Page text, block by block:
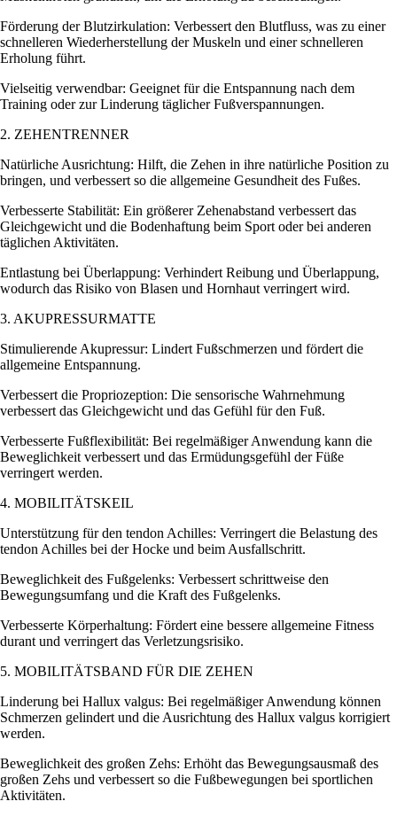
Förderung der Blutzirkulation: Verbessert den Blutfluss, was zu einer
schnelleren Wiederherstellung der Muskeln und einer schnelleren
Erholung führt.
Vielseitig verwendbar: Geeignet für die Entspannung nach dem
Training oder zur Linderung täglicher Fußverspannungen.
2. ZEHENTRENNER
Natürliche Ausrichtung: Hilft, die Zehen in ihre natürliche Position zu
bringen, und verbessert so die allgemeine Gesundheit des Fußes.
Verbesserte Stabilität: Ein größerer Zehenabstand verbessert das
Gleichgewicht und die Bodenhaftung beim Sport oder bei anderen
täglichen Aktivitäten.
Entlastung bei Überlappung: Verhindert Reibung und Überlappung,
wodurch das Risiko von Blasen und Hornhaut verringert wird.
3. AKUPRESSURMATTE
Stimulierende Akupressur: Lindert Fußschmerzen und fördert die
allgemeine Entspannung.
Verbessert die Propriozeption: Die sensorische Wahrnehmung
verbessert das Gleichgewicht und das Gefühl für den Fuß.
Verbesserte Fußflexibilität: Bei regelmäßiger Anwendung kann die
Beweglichkeit verbessert und das Ermüdungsgefühl der Füße
verringert werden.
4. MOBILITÄTSKEIL
Unterstützung für den tendon Achilles: Verringert die Belastung des
tendon Achilles bei der Hocke und beim Ausfallschritt.
Beweglichkeit des Fußgelenks: Verbessert schrittweise den
Bewegungsumfang und die Kraft des Fußgelenks.
Verbesserte Körperhaltung: Fördert eine bessere allgemeine Fitness
durant und verringert das Verletzungsrisiko.
5. MOBILITÄTSBAND FÜR DIE ZEHEN
Linderung bei Hallux valgus: Bei regelmäßiger Anwendung können
Schmerzen gelindert und die Ausrichtung des Hallux valgus korrigiert
werden.
Beweglichkeit des großen Zehs: Erhöht das Bewegungsausmaß des
großen Zehs und verbessert so die Fußbewegungen bei sportlichen
Aktivitäten.